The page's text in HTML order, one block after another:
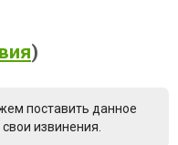
)
поставить данное
извинения.